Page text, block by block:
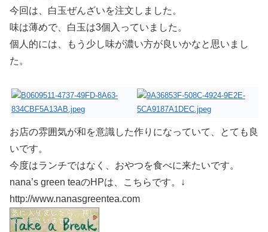
今回は、白玉ぜんざいを注文しました。
味は薄めで、白玉は3個入っていました。
個人的には、もう少し味が濃い方が良いかなと思いまし
た。
お店の雰囲気が和を意識した作りになっていて、とても良
いです。
今度はランチではなく、おやつを食べに来たいです。
nana’s green teaのHPは、こちらです。↓
http://www.nanasgreentea.com